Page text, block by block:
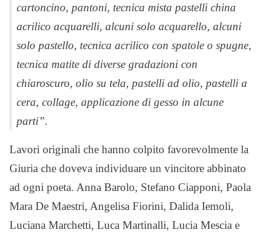
cartoncino, pantoni, tecnica mista pastelli china
acrilico acquarelli, alcuni solo acquarello, alcuni
solo pastello, tecnica acrilico con spatole o spugne,
tecnica matite di diverse gradazioni con
chiaroscuro, olio su tela, pastelli ad olio, pastelli a
cera, collage, applicazione di gesso in alcune
parti”.
Lavori originali che hanno colpito favorevolmente la
Giuria che doveva individuare un vincitore abbinato
ad ogni poeta. Anna Barolo, Stefano Ciapponi, Paola
Mara De Maestri, Angelisa Fiorini, Dalida Iemoli,
Luciana Marchetti, Luca Martinalli, Lucia Mescia e